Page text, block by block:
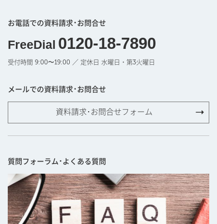
お電話での資料請求･お問合せ
FreeDial 0120-18-7890
受付時間 9:00〜19:00 ／ 定休日 水曜日・第3火曜日
メールでの資料請求･お問合せ
資料請求･お問合せフォーム
質問フォーラム･よくある質問